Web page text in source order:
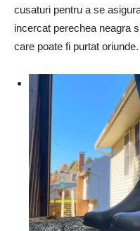
cusaturi pentru a se
incercat perechea neagra
care poate fi purtat oriunde.